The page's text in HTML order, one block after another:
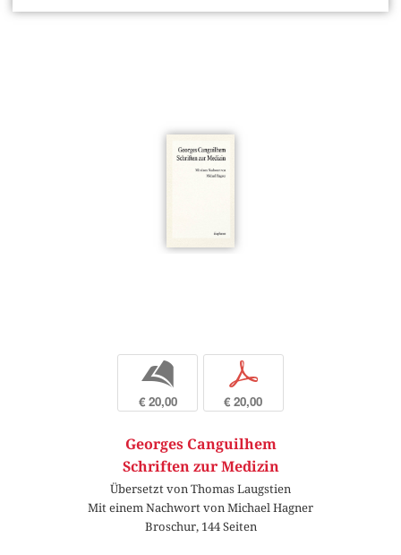
b
€ 20,00
p
€ 20,00
Georges Canguilhem
Schriften zur Medizin
Übersetzt von Thomas Laugstien
Mit einem Nachwort von Michael Hagner
Broschur, 144 Seiten